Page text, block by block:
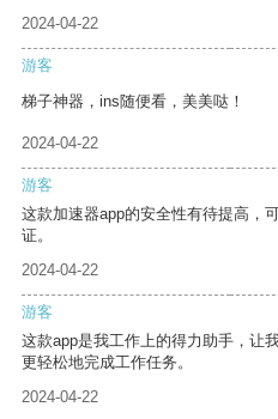
2024-04-22
游客
梯子神器，ins随便看，美美哒！
2024-04-22
游客
这款加速器app的安全性有待提高，
证。
2024-04-22
游客
这款app是我工作上的得力助手，让
更轻松地完成工作任务。
2024-04-22